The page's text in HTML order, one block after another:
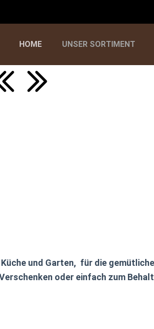
HOME UNSER SORTIMENT
und Garten, für die
oder einfach zum